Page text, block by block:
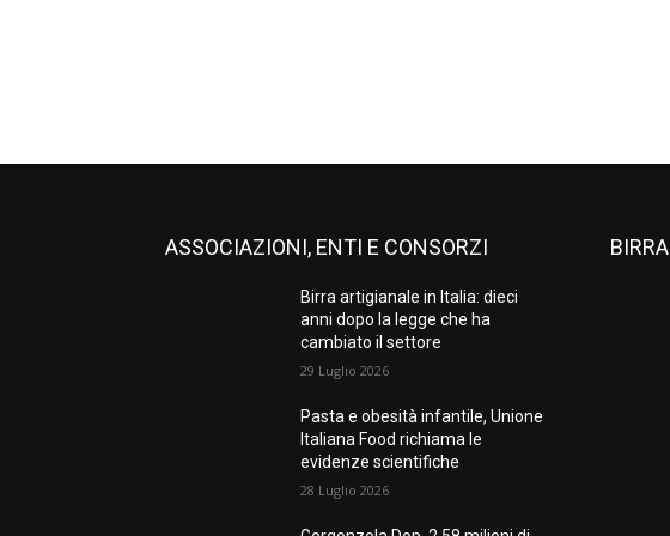
ASSOCIAZIONI, ENTI E CONSORZI
Birra artigianale in Italia: dieci
anni dopo la legge che ha
cambiato il settore
29 Luglio 2026
Pasta e obesità infantile, Unione
Italiana Food richiama le
evidenze scientifiche
28 Luglio 2026
BIRRA